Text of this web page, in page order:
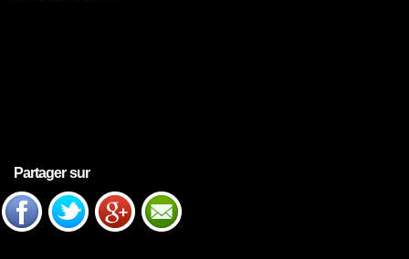
Partager sur